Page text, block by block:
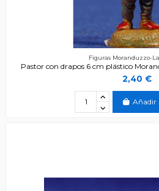
Figuras Moranduzzo-
Pastor con drapos 6 cm plástico
2,40 €
Añadir